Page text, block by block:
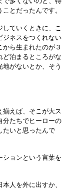
とだったんです。
ていくときに、こ
ジネスをつくれない
ら生まれたのが３
ど泊まるところがな
がないとか、そう
揃えば、そこが大ス
分たちでヒーローの
たいと思ったんで
ションという言葉を
人を外に出すか、